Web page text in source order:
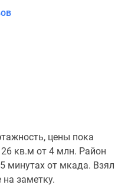
цены пока
кв.м от 4 млн. Район
минутах от мкада. Взял
на заметку.